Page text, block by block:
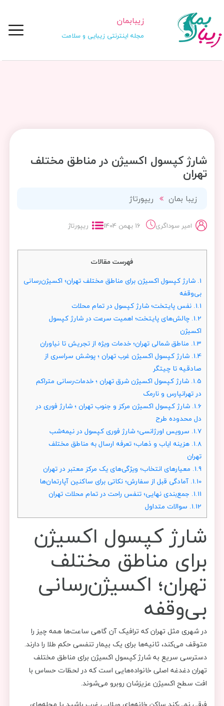
زیبابمان
مجله اینترنتی زیبایی و سلامت
شارژ کپسول اکسیژن در مناطق مختلف
تهران
زیبا بمان ریپورتاژ
امیر سوداگری 16 بهمن 1404 ریپورتاژ
فهرست مقالات
1. شارژ کپسول اکسیژن برای مناطق مختلف تهران؛ اکسیژن‌رسانی
بی‌وقفه
1.1. نفس پایتخت؛ شارژ کپسول در تمام محلات
1.2. چالش‌های پایتخت؛ اهمیت سرعت در شارژ کپسول
اکسیژن
1.3. مناطق شمالی تهران؛ خدمات ویژه از تجریش تا نیاوران
1.4. شارژ کپسول اکسیژن غرب تهران ؛ پوشش سراسری از
صادقیه تا چیتگر
1.5. شارژ کپسول اکسیژن شرق تهران ؛ خدمات‌رسانی متراکم
در تهرانپارس و نارمک
1.6. شارژ کپسول اکسیژن مرکز و جنوب تهران ؛ شارژ فوری در
دل محدوده طرح
1.7. سرویس اورژانسی؛ شارژ فوری کپسول در نیمه‌شب
1.8. هزینه ایاب و ذهاب؛ تعرفه ارسال به مناطق مختلف
تهران
1.9. معیارهای انتخاب؛ ویژگی‌های یک مرکز معتبر در تهران
1.10. آمادگی قبل از سفارش؛ نکاتی برای ساکنین آپارتمان‌ها
1.11. جمع‌بندی نهایی؛ تنفس راحت در تمام محلات تهران
1.12. سوالات متداول
شارژ کپسول اکسیژن
برای مناطق مختلف
تهران؛ اکسیژن‌رسانی
بی‌وقفه
در شهری مثل تهران که ترافیک آن گاهی ساعت‌ها همه چیز را
متوقف می‌کند، ثانیه‌ها برای یک بیمار تنفسی حکم طلا را دارند.
دسترسی سریع به شارژ کپسول اکسیژن برای مناطق مختلف
تهران دغدغه اصلی خانواده‌هایی است که در لحظات حساس با
افت سطح اکسیژن عزیزشان روبرو می‌شوند.